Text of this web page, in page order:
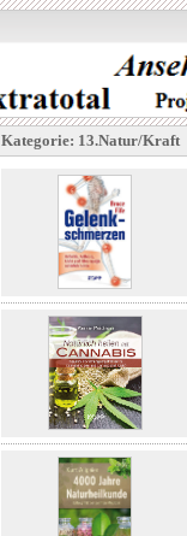
Kategorie: 13.Natur/Kraft